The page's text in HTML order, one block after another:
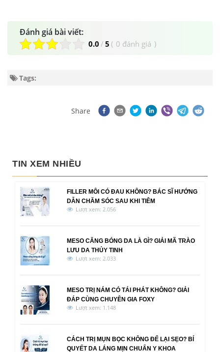
Đánh giá bài viết:
0.0 / 5 ( 0 đánh giá )
Tags:
Share
TIN XEM NHIỀU
FILLER MÔI CÓ ĐAU KHÔNG? BÁC SĨ HƯỚNG
DẪN CHĂM SÓC SAU KHI TIÊM
Lượt xem: 2.056
MESO CĂNG BÓNG DA LÀ GÌ? GIẢI MÃ TRÀO
LƯU DA THỦY TINH
Lượt xem: 2.033
MESO TRỊ NÁM CÓ TÁI PHÁT KHÔNG? GIẢI
ĐÁP CÙNG CHUYÊN GIA FOXY
Lượt xem: 1.148
CÁCH TRỊ MỤN BỌC KHÔNG ĐỂ LẠI SẸO? BÍ
QUYẾT DA LÁNG MỊN CHUẨN Y KHOA